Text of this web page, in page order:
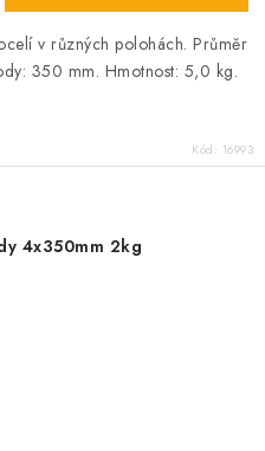
v různých polohách. Průměr
350 mm. Hmotnost: 5,0 kg.
Kód: 16993
4x350mm 2kg